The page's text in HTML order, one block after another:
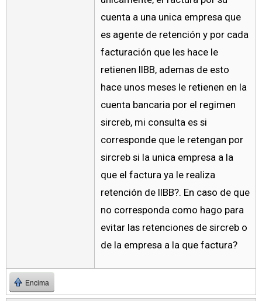
cuenta a una unica empresa que
es agente de retención y por cada
facturación que les hace le
retienen IIBB, ademas de esto
hace unos meses le retienen en la
cuenta bancaria por el regimen
sircreb, mi consulta es si
corresponde que le retengan por
sircreb si la unica empresa a la
que el factura ya le realiza
retención de IIBB?. En caso de que
no corresponda como hago para
evitar las retenciones de sircreb o
de la empresa a la que factura?
Encima